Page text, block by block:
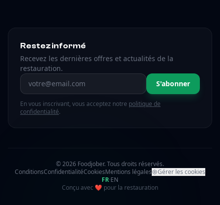
Restez informé
Recevez les dernières offres et actualités de la
restauration.
Adresse email S'abonner
En vous inscrivant, vous acceptez notre politique de
confidentialité.
© 2026 Foodjober. Tous droits réservés.
ConditionsConfidentialitéCookiesMentions légales
Gérer les cookies
FR·EN
Conçu avec ❤ amour
pour la restauration